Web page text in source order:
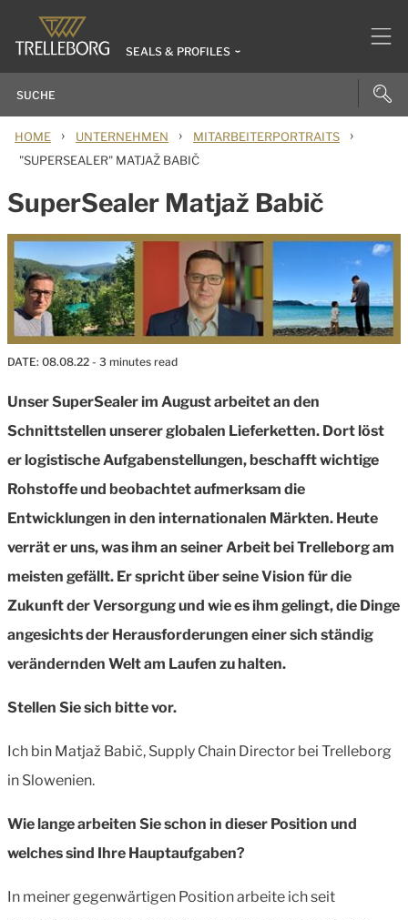
SEALS & PROFILES
HOME › UNTERNEHMEN › MITARBEITERPORTRAITS ›
"SUPERSEALER" MATJAŽ BABIČ
SuperSealer Matjaž Babič
DATE: 08.08.22 - 3 minutes read
Unser SuperSealer im August arbeitet an den
Schnittstellen unserer globalen Lieferketten. Dort löst
er logistische Aufgabenstellungen, beschafft wichtige
Rohstoffe und beobachtet aufmerksam die
Entwicklungen in den internationalen Märkten. Heute
verrät er uns, was ihm an seiner Arbeit bei Trelleborg am
meisten gefällt. Er spricht über seine Vision für die
Zukunft der Versorgung und wie es ihm gelingt, die Dinge
angesichts der Herausforderungen einer sich ständig
verändernden Welt am Laufen zu halten.
Stellen Sie sich bitte vor.
Ich bin Matjaž Babič, Supply Chain Director bei Trelleborg
in Slowenien.
Wie lange arbeiten Sie schon in dieser Position und
welches sind Ihre Hauptaufgaben?
In meiner gegenwärtigen Position arbeite ich seit